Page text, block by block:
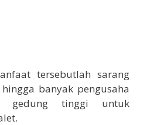
tersebutlah sarang
banyak pengusaha
gedung tinggi untuk